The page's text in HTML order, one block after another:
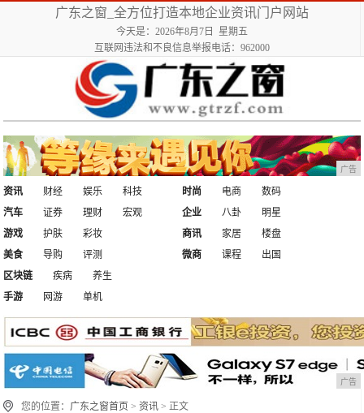
广东之窗_全方位打造本地企业资讯门户网站
今天是：2026年8月7日 星期五
互联网违法和不良信息举报电话：962000
广告
资讯 财经 娱乐
科技
汽车
证券 理财 宏观
时尚 电商
数码
企业
八卦
明星
游戏
护肤
彩妆
美食
导购 评测
商讯 家居
楼盘
微商
课程
出国
区块链
疾病
养生
手游
网游 单机
广告
您的位置： 广东之窗首页 >资讯 > 正文